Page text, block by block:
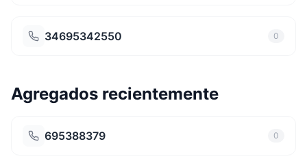
34695342550 0
Agregados recientemente
695388379 0